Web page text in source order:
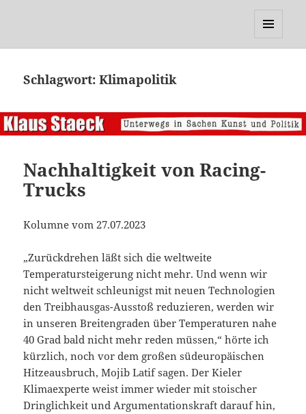
Schlagwort:Klimapolitik
Nachhaltigkeit von Racing-
Trucks
Kolumne vom 27.07.2023
„Zurückdrehen läßt sich die weltweite
Temperatursteigerung nicht mehr. Und wenn wir
nicht weltweit schleunigst mit neuen Technologien
den Treibhausgas-Ausstoß reduzieren, werden wir
in unseren Breitengraden über Temperaturen nahe
40 Grad bald nicht mehr reden müssen,“ hörte ich
kürzlich, noch vor dem großen südeuropäischen
Hitzeausbruch, Mojib Latif sagen. Der Kieler
Klimaexperte weist immer wieder mit stoischer
Dringlichkeit und Argumentationskraft darauf hin,